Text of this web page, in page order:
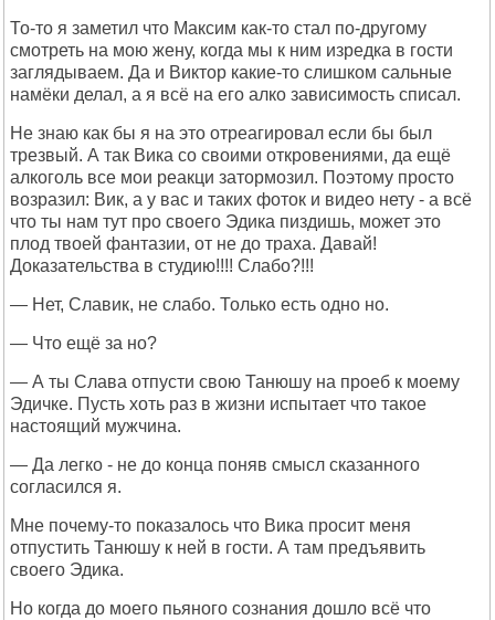
То-то я заметил что Максим как-то стал по-другому
смотреть на мою жену, когда мы к ним изредка в гости
заглядываем. Да и Виктор какие-то слишком сальные
намёки делал, а я всё на его алко зависимость списал.
Не знаю как бы я на это отреагировал если бы был
трезвый. А так Вика со своими откровениями, да ещё
алкоголь все мои реакци затормозил. Поэтому просто
возразил: Вик, а у вас и таких фоток и видео нету - а всё
что ты нам тут про своего Эдика пиздишь, может это
плод твоей фантазии, от не до траха. Давай!
Доказательства в студию!!!! Слабо?!!!
— Нет, Славик, не слабо. Только есть одно но.
— Что ещё за но?
— А ты Слава отпусти свою Танюшу на проеб к моему
Эдичке. Пусть хоть раз в жизни испытает что такое
настоящий мужчина.
— Да легко - не до конца поняв смысл сказанного
согласился я.
Мне почему-то показалось что Вика просит меня
отпустить Танюшу к ней в гости. А там предъявить
своего Эдика.
Но когда до моего пьяного сознания дошло всё что